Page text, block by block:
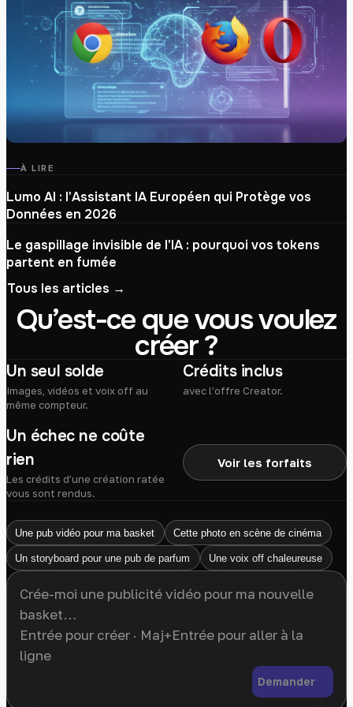
ARTICLE
Optimiser Votre Expérience en 2026
À LIRE
Lumo AI : l'Assistant IA Européen qui Protège vos
Données en 2026
Le gaspillage invisible de l'IA : pourquoi vos tokens
partent en fumée
Tous les articles →
Qu’est-ce que vous voulez
créer ?
Un seul solde
Images, vidéos et voix off au
même compteur.
Crédits inclus
avec l’offre Creator.
Un échec ne coûte
rien
Les crédits d’une création ratée
vous sont rendus.
Voir les forfaits
Une pub vidéo pour ma basket Cette photo en scène de cinéma
Un storyboard pour une pub de parfum Une voix off chaleureuse
Demander